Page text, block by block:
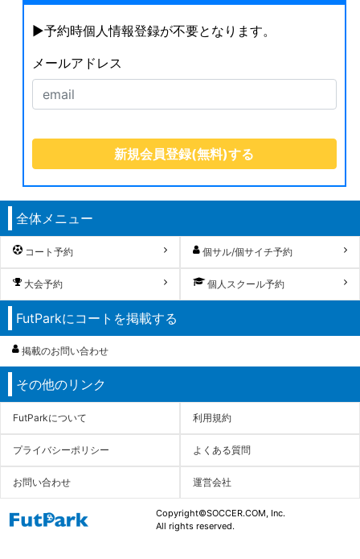
▶︎予約時個人情報登録が不要となります。
メールアドレス
全体メニュー
コート予約 個サル/個サイチ予約
大会予約 個人スクール予約
FutParkにコートを掲載する
掲載のお問い合わせ
その他のリンク
FutParkについて 利用規約
プライバシーポリシー よくある質問
お問い合わせ 運営会社
Copyright©SOCCER.COM, Inc.
All rights reserved.